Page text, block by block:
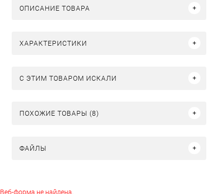
ОПИСАНИЕ ТОВАРА
ХАРАКТЕРИСТИКИ
C ЭТИМ ТОВАРОМ ИСКАЛИ
ПОХОЖИЕ ТОВАРЫ (8)
ФАЙЛЫ
Веб-форма не найдена.